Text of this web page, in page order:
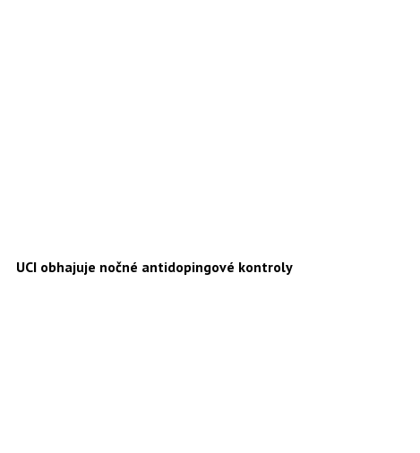
UCI obhajuje nočné antidopingové kontroly